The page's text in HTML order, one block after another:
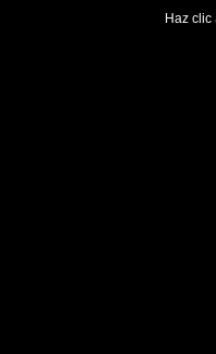
Haz clic